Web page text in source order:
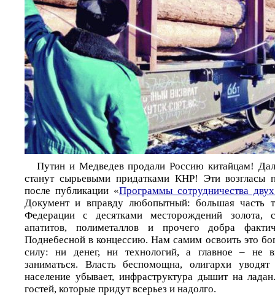
Путин и Медведев продали Россию китайцам!
станут сырьевыми придатками КНР! Эти возгласы
после публикации «Программы сотрудничества
Документ и вправду любопытный: большая часть
Федерации с десятками месторождений золота,
апатитов, полиметаллов и прочего добра
Поднебесной в концессию. Нам самим освоить это
силу: ни денег, ни технологий, а главное – не
заниматься. Власть беспомощна, олигархи
население убывает, инфраструктура дышит на
гостей, которые придут всерьез и надолго.